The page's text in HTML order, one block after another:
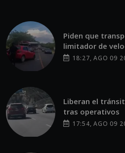
Piden que
limitador de
18:27, AGO 09
Liberan el
tras operativos
17:54, AGO 09